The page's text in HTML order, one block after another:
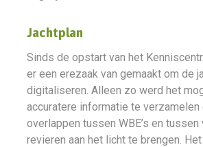
Jachtplan
Sinds de opstart van het
er een erezaak van gemaakt om de
digitaliseren. Alleen zo werd het
accuratere informatie te verzamelen
overlappen tussen WBE’s en
revieren aan het licht te brengen.